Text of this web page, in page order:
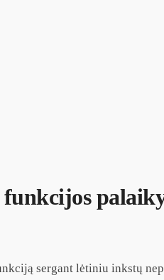
sergant lėtiniu inkstų